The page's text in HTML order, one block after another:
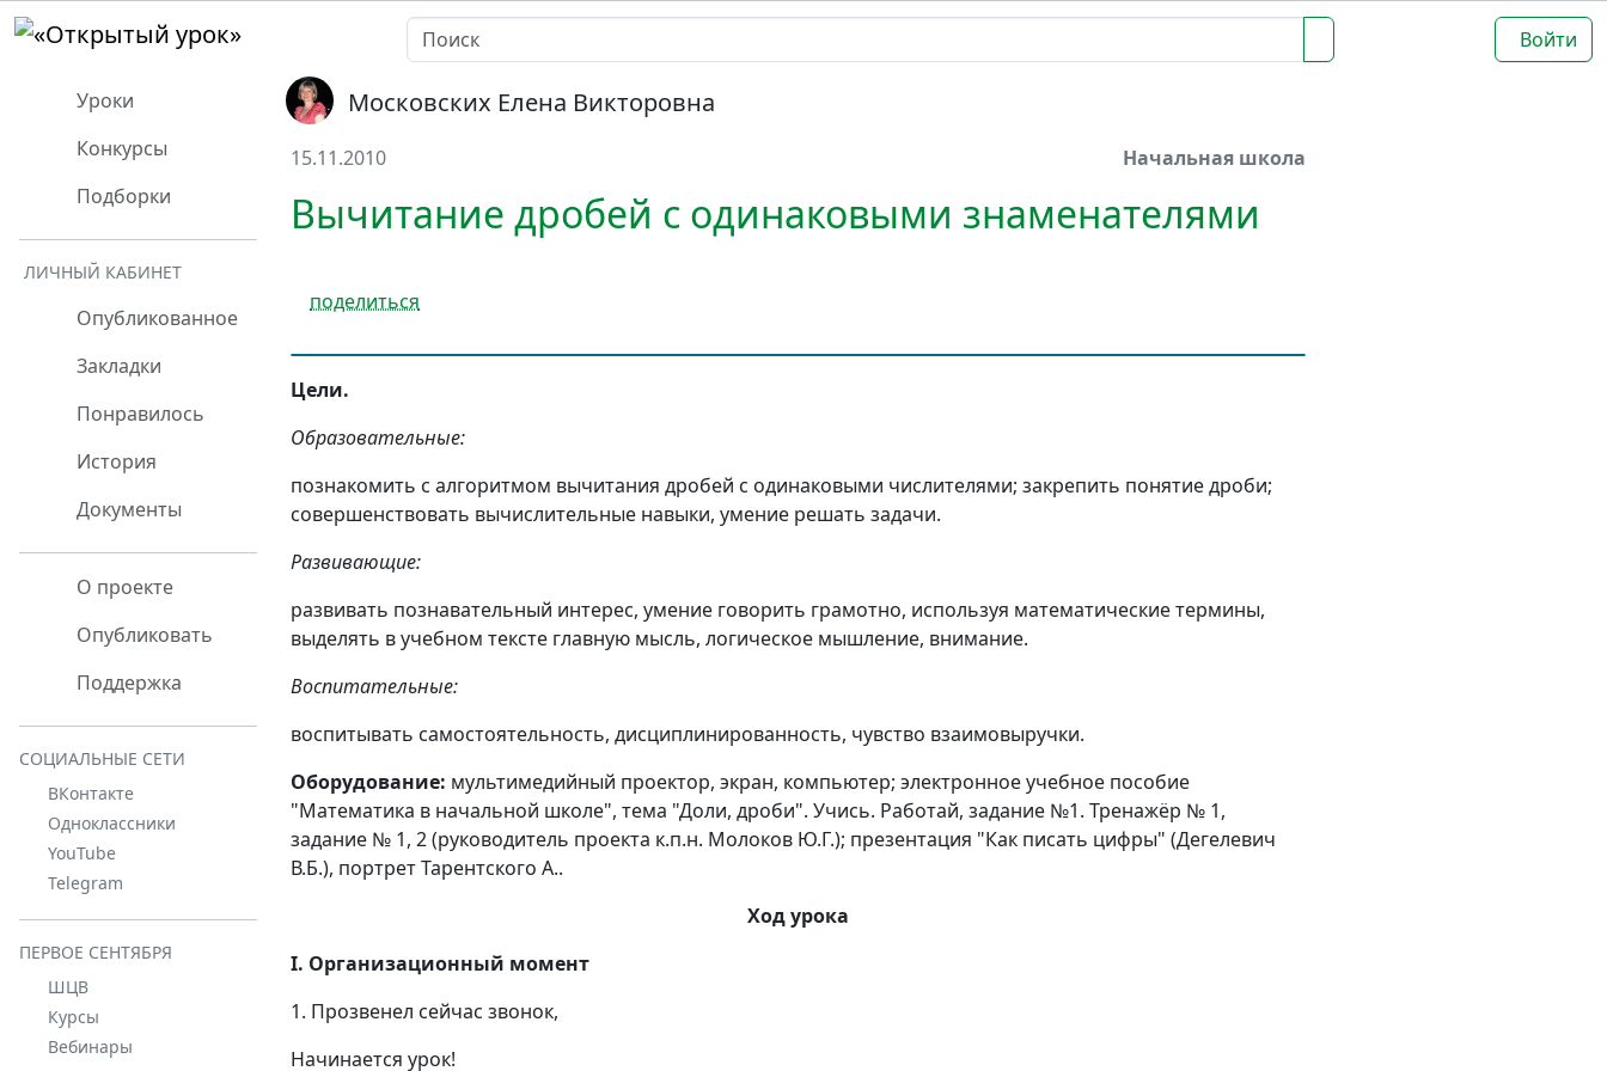
Войти
Уроки
Конкурсы
Подборки
ЛИЧНЫЙ КАБИНЕТ
Опубликованное
Закладки
Понравилось
История
Документы
О проекте
Опубликовать
Поддержка
СОЦИАЛЬНЫЕ СЕТИ
ВКонтакте
Одноклассники
YouTube
Telegram
ПЕРВОЕ СЕНТЯБРЯ
ШЦВ
Курсы
Вебинары
Московских Елена Викторовна
15.11.2010 Начальная школа
Вычитание дробей с одинаковыми знаменателями
поделиться
Цели.
Образовательные:
познакомить с алгоритмом вычитания дробей с одинаковыми числителями; закрепить понятие дроби;
совершенствовать вычислительные навыки, умение решать задачи.
Развивающие:
развивать познавательный интерес, умение говорить грамотно, используя математические термины,
выделять в учебном тексте главную мысль, логическое мышление, внимание.
Воспитательные:
воспитывать самостоятельность, дисциплинированность, чувство взаимовыручки.
Оборудование: мультимедийный проектор, экран, компьютер; электронное учебное пособие
"Математика в начальной школе", тема "Доли, дроби". Учись. Работай, задание №1. Тренажёр № 1,
задание № 1, 2 (руководитель проекта к.п.н. Молоков Ю.Г.); презентация "Как писать цифры" (Дегелевич
В.Б.), портрет Тарентского А..
Ход урока
I. Организационный момент
1. Прозвенел сейчас звонок,
Начинается урок!